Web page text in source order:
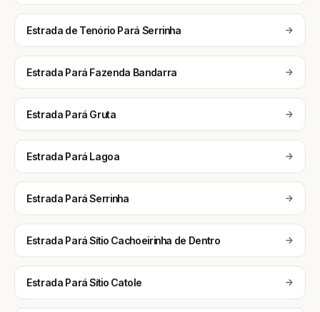
Estrada de Tenório Pará Serrinha
Estrada Pará Fazenda Bandarra
Estrada Pará Gruta
Estrada Pará Lagoa
Estrada Pará Serrinha
Estrada Pará Sítio Cachoeirinha de Dentro
Estrada Pará Sítio Catole